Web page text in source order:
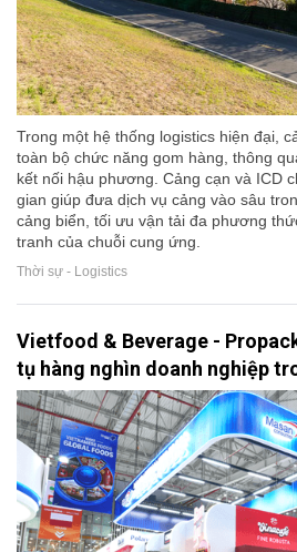
Trong một hệ thống logistics hiện đại,
toàn bộ chức năng gom hàng, thông
kết nối hậu phương. Cảng cạn và ICD
gian giúp đưa dịch vụ cảng vào sâu
cảng biển, tối ưu vận tải đa phương
tranh của chuỗi cung ứng.
Thời sự - Logistics
Vietfood & Beverage -
tụ hàng nghìn doanh nghiệp